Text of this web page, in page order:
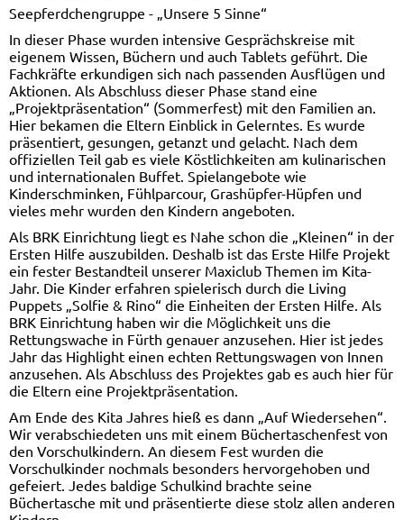
Seepferdchengruppe - „Unsere 5 Sinne“
In dieser Phase wurden intensive Gesprächskreise mit
eigenem Wissen, Büchern und auch Tablets geführt. Die
Fachkräfte erkundigen sich nach passenden Ausflügen und
Aktionen. Als Abschluss dieser Phase stand eine
„Projektpräsentation“ (Sommerfest) mit den Familien an.
Hier bekamen die Eltern Einblick in Gelerntes. Es wurde
präsentiert, gesungen, getanzt und gelacht. Nach dem
offiziellen Teil gab es viele Köstlichkeiten am kulinarischen
und internationalen Buffet. Spielangebote wie
Kinderschminken, Fühlparcour, Grashüpfer-Hüpfen und
vieles mehr wurden den Kindern angeboten.
Als BRK Einrichtung liegt es Nahe schon die „Kleinen“ in der
Ersten Hilfe auszubilden. Deshalb ist das Erste Hilfe Projekt
ein fester Bestandteil unserer Maxiclub Themen im Kita-
Jahr. Die Kinder erfahren spielerisch durch die Living
Puppets „Solfie & Rino“ die Einheiten der Ersten Hilfe. Als
BRK Einrichtung haben wir die Möglichkeit uns die
Rettungswache in Fürth genauer anzusehen. Hier ist jedes
Jahr das Highlight einen echten Rettungswagen von Innen
anzusehen. Als Abschluss des Projektes gab es auch hier für
die Eltern eine Projektpräsentation.
Am Ende des Kita Jahres hieß es dann „Auf Wiedersehen“.
Wir verabschiedeten uns mit einem Büchertaschenfest von
den Vorschulkindern. An diesem Fest wurden die
Vorschulkinder nochmals besonders hervorgehoben und
gefeiert. Jedes baldige Schulkind brachte seine
Büchertasche mit und präsentierte diese stolz allen anderen